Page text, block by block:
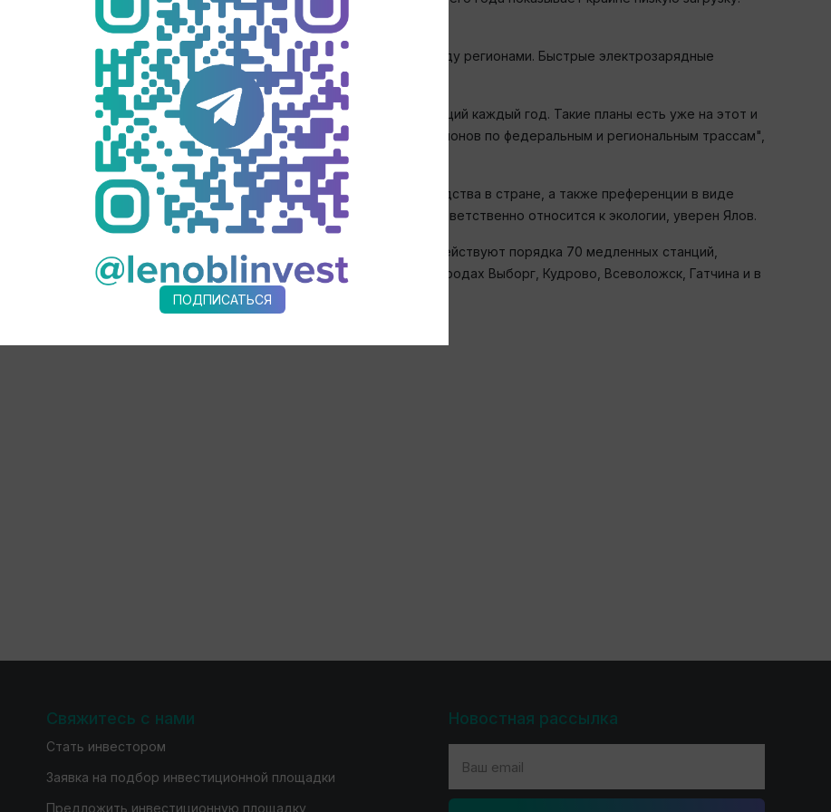
состоялось 2,250 тыс. зарядных сессий", - уточнил Ялов.
позволяют жителям перемещаться на электромобилях между регионами. Быстрые электрозарядные
Приозерское, Выборское и другие направления.
готовы субсидировать появление по 10-15 быстрых зарядных станций каждый год. Такие планы есть уже на этот и
для передвижения электромобиля между центрами районов по федеральным и региональным трассам",
в дальнейшем может способствовать развитие их производства в стране, а также преференции в виде
трассам. Кроме того молодое поколение, в целом, более ответственно относится к экологии, уверен Ялов.
станций в регионе нет. Кроме быстрых зарядных станций здесь действуют порядка 70 медленных станций,
спросом пользуются станции в крупных населенных пунктах: в городах Выборг, Кудрово, Всеволожск, Гатчина и в
зоны с Петербургом.
Свяжитесь с нами
Стать инвестором
Заявка на подбор инвестиционной площадки
Предложить инвестиционную площадку
Новостная рассылка
ПОДПИСАТЬСЯ